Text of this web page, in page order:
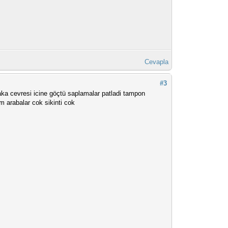
Cevapla
#3
cevresi icine göçtü saplamalar patladi tampon
arabalar cok sikinti cok